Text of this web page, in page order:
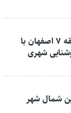
کاهش ۱۵ درصدی مصرف برق منطقه ۷ اصفهان با
شهری
شمال شهر